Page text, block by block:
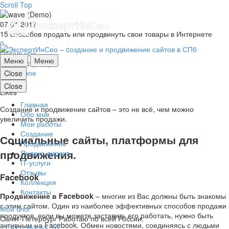
Scroll Top
Меню
Меню
Close
Close
Главная
Обо мне
Мои работы
Создание
Продвижение
Яндекс директ
IT-услуги
Отзывы
Коллекция
Контакты
Мой блог
Санкт-Петербург Работаю по всей России.
07.01.2017
15 способов продать или продвинуть свои товары в Интернете
0
Остальное
Администратор
Остальное
0
Likes
Создание и продвижение сайтов – это не всё, чем можно
увеличить продажи.
Социальные сайты, платформы для
продвижения.
Facebook
Продвижение в Facebook – многие из Вас должны быть знакомы
с этим сайтом. Один из наиболее эффективных способов продажи
продуктов, если вы можете заставить его работать, нужно быть
активным на Facebook. Обмен новостями, соединяясь с людьми